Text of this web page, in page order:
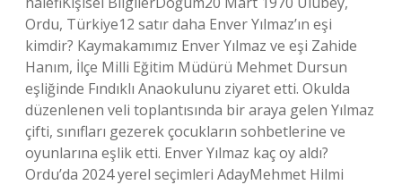
Ordu, Türkiye12 satır daha Enver Yılmaz’ın eşi
kimdir? Kaymakamımız Enver Yılmaz ve eşi Zahide
Hanım, İlçe Milli Eğitim Müdürü Mehmet Dursun
eşliğinde Fındıklı Anaokulunu ziyaret etti. Okulda
düzenlenen veli toplantısında bir araya gelen Yılmaz
çifti, sınıfları gezerek çocukların sohbetlerine ve
oyunlarına eşlik etti. Enver Yılmaz kaç oy aldı?
Ordu’da 2024 yerel seçimleri AdayMehmet Hilmi